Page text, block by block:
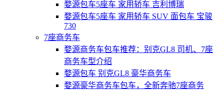
婺源包车5座车 家用轿车 吉利博瑞
婺源包车5座车 家用轿车 SUV 面包车 宝骏
730
7座商务车
婺源商务车包车推荐：别克GL8 司机、7座
商务车型介绍
婺源包车 别克GL8 豪华商务车
婺源豪华商务车包车，全新奔驰7座商务